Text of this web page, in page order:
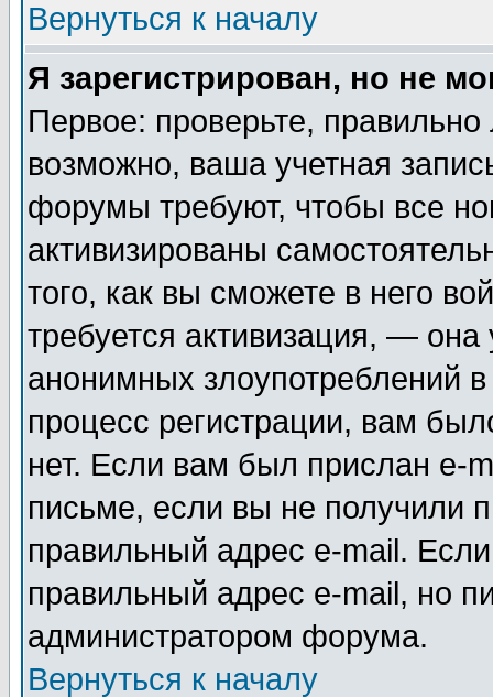
Вернуться к началу
Я зарегистрирован, но не
Первое: проверьте,
возможно, ваша учетная
форумы требуют, чтобы все
активизированы
того, как вы сможете в него
требуется активизация, —
анонимных злоупотреблений
процесс регистрации, вам
нет. Если вам был прислан e-
письме, если вы не получили
правильный адрес e-mail.
правильный адрес e-mail, но
администратором форума.
Вернуться к началу